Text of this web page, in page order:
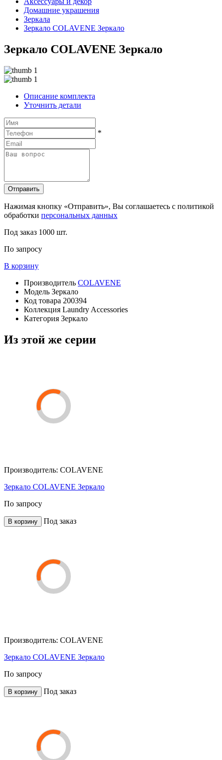
Домашние украшения
Зеркала
Зеркало COLAVENE Зеркало
Зеркало COLAVENE Зеркало
Описание комплекта
Уточнить детали
*
Отправить
Нажимая кнопку «Отправить», Вы соглашаетесь с политикой
обработки персональных данных
Под заказ 1000 шт.
По запросу
В корзину
Производитель COLAVENE
Модель Зеркало
Код товара 200394
Коллекция Laundry Accessories
Категория Зеркало
Из этой же серии
Производитель: COLAVENE
Зеркало COLAVENE Зеркало
По запросу
В корзину Под заказ
Производитель: COLAVENE
Зеркало COLAVENE Зеркало
По запросу
В корзину Под заказ